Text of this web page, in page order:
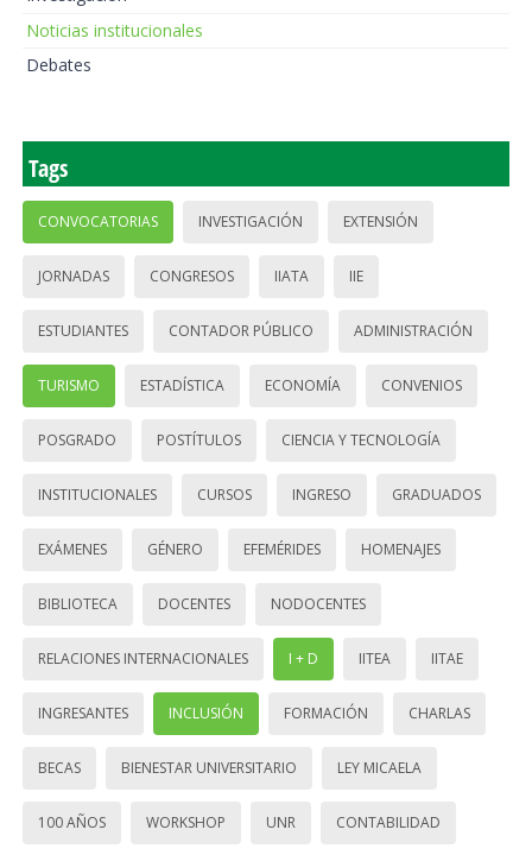
Noticias institucionales
Debates
Tags
CONVOCATORIAS INVESTIGACIÓN EXTENSIÓN
JORNADAS CONGRESOS IIATA IIE
ESTUDIANTES CONTADOR PÚBLICO ADMINISTRACIÓN
TURISMO ESTADÍSTICA ECONOMÍA CONVENIOS
POSGRADO POSTÍTULOS CIENCIA Y TECNOLOGÍA
INSTITUCIONALES CURSOS INGRESO GRADUADOS
EXÁMENES GÉNERO EFEMÉRIDES HOMENAJES
BIBLIOTECA DOCENTES NODOCENTES
RELACIONES INTERNACIONALES I + D IITEA IITAE
INGRESANTES INCLUSIÓN FORMACIÓN CHARLAS
BECAS BIENESTAR UNIVERSITARIO LEY MICAELA
100 AÑOS WORKSHOP UNR CONTABILIDAD